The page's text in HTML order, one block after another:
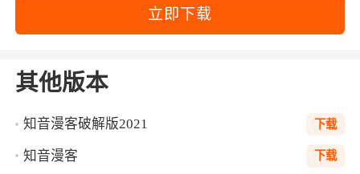
立即下载
其他版本
知音漫客破解版2021 下载
知音漫客 下载